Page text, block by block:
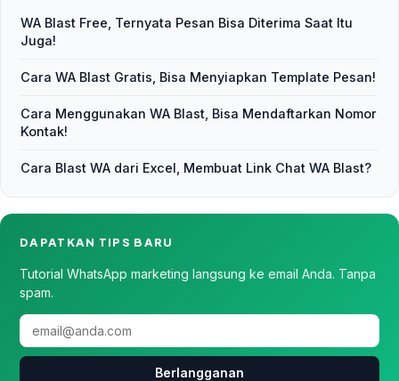
WA Blast Free, Ternyata Pesan Bisa Diterima Saat Itu
Juga!
Cara WA Blast Gratis, Bisa Menyiapkan Template Pesan!
Cara Menggunakan WA Blast, Bisa Mendaftarkan Nomor
Kontak!
Cara Blast WA dari Excel, Membuat Link Chat WA Blast?
DAPATKAN TIPS BARU
Tutorial WhatsApp marketing langsung ke email Anda. Tanpa
spam.
Berlangganan